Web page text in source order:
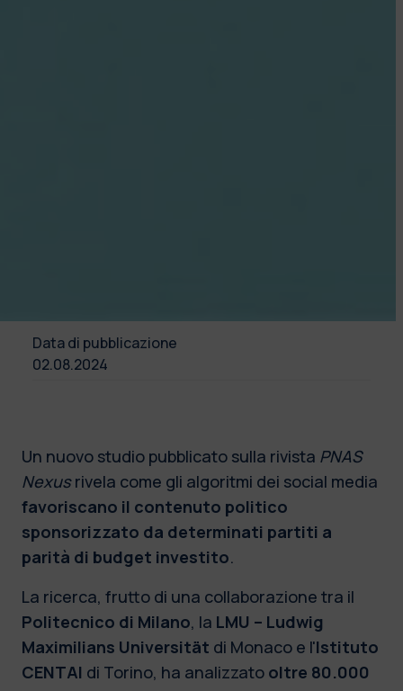
Data di pubblicazione
02.08.2024
Un nuovo studio pubblicato sulla rivista PNAS
Nexusrivela come gli algoritmi dei social media
favoriscano il contenuto politico
sponsorizzato da determinati partiti a
parità di budget investito.
La ricerca, frutto di una collaborazione tra il
Politecnico di Milano, la LMU – Ludwig
Maximilians Universität di Monaco e l'Istituto
CENTAI di Torino, ha analizzato oltre 80.000